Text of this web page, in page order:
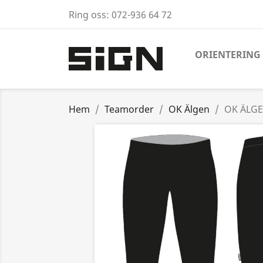
Ring oss: 072-936 64 72
ORIENTERING
Hem Teamorder OK Älgen OK